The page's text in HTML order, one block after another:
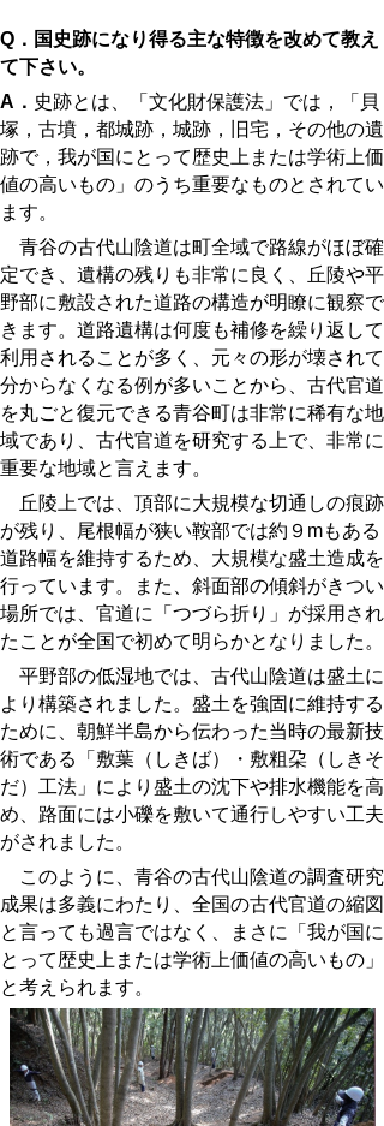
Q．国史跡になり得る主な特徴を改めて教え
て下さい。
A． 史跡とは、「文化財保護法」では，「貝
塚，古墳，都城跡，城跡，旧宅，その他の遺
跡で，我が国にとって歴史上または学術上価
値の高いもの」のうち重要なものとされてい
ます。
青谷の古代山陰道は町全域で路線がほぼ確
定でき、遺構の残りも非常に良く、丘陵や平
野部に敷設された道路の構造が明瞭に観察で
きます。道路遺構は何度も補修を繰り返して
利用されることが多く、元々の形が壊されて
分からなくなる例が多いことから、古代官道
を丸ごと復元できる青谷町は非常に稀有な地
域であり、古代官道を研究する上で、非常に
重要な地域と言えます。
丘陵上では、頂部に大規模な切通しの痕跡
が残り、尾根幅が狭い鞍部では約９mもある
道路幅を維持するため、大規模な盛土造成を
行っています。また、斜面部の傾斜がきつい
場所では、官道に「つづら折り」が採用され
たことが全国で初めて明らかとなりました。
平野部の低湿地では、古代山陰道は盛土に
より構築されました。盛土を強固に維持する
ために、朝鮮半島から伝わった当時の最新技
術である「敷葉（しきば）・敷粗朶（しきそ
だ）工法」により盛土の沈下や排水機能を高
め、路面には小礫を敷いて通行しやすい工夫
がされました。
このように、青谷の古代山陰道の調査研究
成果は多義にわたり、全国の古代官道の縮図
と言っても過言ではなく、まさに「我が国に
とって歴史上または学術上価値の高いもの」
と考えられます。